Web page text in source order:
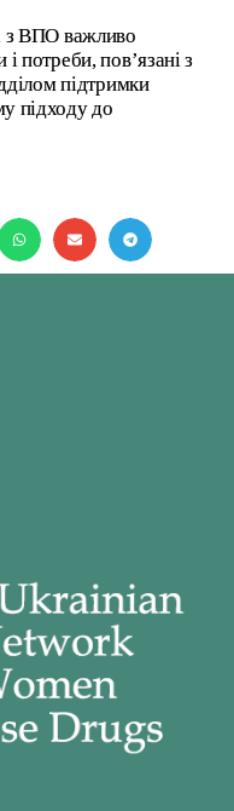
з ВПО важливо
потреби, пов’язані з
підтримки
підходу до